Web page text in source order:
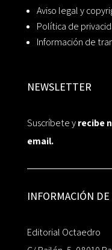
Aviso legal y
Política de
Información de
NEWSLETTER
Suscríbete yrecibe
email.
INFORMACIÓN
Editorial Octaedro